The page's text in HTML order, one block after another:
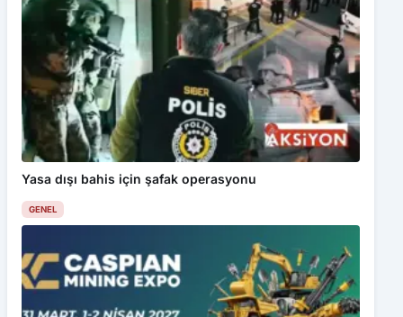
Yasa dışı bahis için şafak operasyonu
GENEL